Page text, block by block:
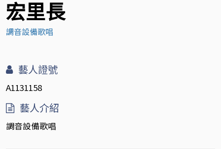
宏里長
調音設備歌唱
藝人證號
A1131158
藝人介紹
調音設備歌唱